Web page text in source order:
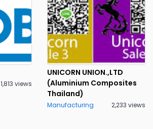
1,813 views
UNICORN UNION.,LTD
(Aluminium Composites
Thailand)
Manufacturing 2,233 views